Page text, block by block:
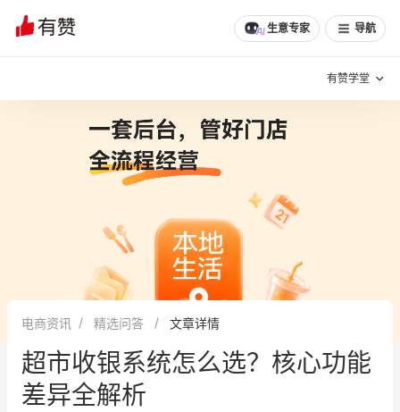
生意专家 导航
有赞学堂
增长方法
有赞专家说
新零售最佳实践
面对面聊增长
新零售大会
电商资讯 精选问答 文章详情
超市收银系统怎么选？核心功能
差异全解析